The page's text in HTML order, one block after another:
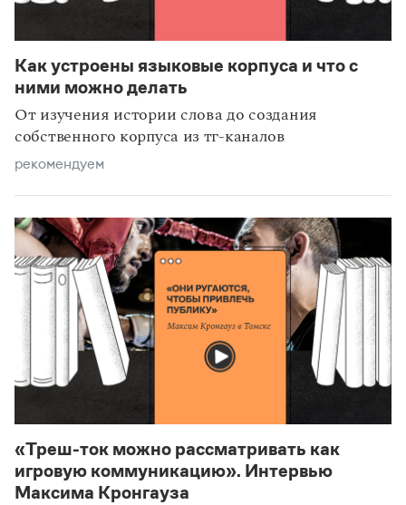
статьи технологии
Как устроены языковые корпуса и что с
ними можно делать
От изучения истории слова до создания
собственного корпуса из тг-каналов
рекомендуем
«Треш-ток можно рассматривать как
игровую коммуникацию». Интервью
Максима Кронгауза